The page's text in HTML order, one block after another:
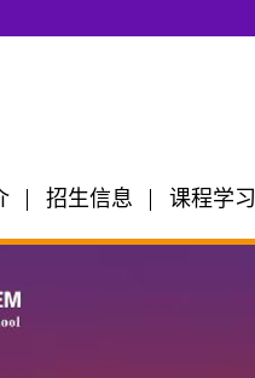
招生信息 课程学习